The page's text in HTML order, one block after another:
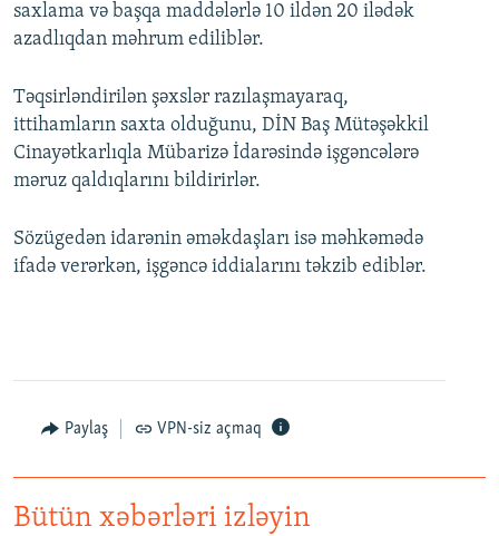
saxlama və başqa maddələrlə 10 ildən 20 ilədək
azadlıqdan məhrum ediliblər.
Təqsirləndirilən şəxslər razılaşmayaraq,
ittihamların saxta olduğunu, DİN Baş Mütəşəkkil
Cinayətkarlıqla Mübarizə İdarəsində işgəncələrə
məruz qaldıqlarını bildirirlər.
Sözügedən idarənin əməkdaşları isə məhkəmədə
ifadə verərkən, işgəncə iddialarını təkzib ediblər.
Paylaş VPN-siz açmaq
Bütün xəbərləri izləyin